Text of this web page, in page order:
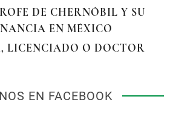
DE CHERNÓBIL Y SU
EN MÉXICO
LICENCIADO O DOCTOR
EN FACEBOOK